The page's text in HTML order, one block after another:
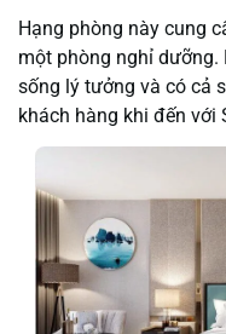
Hạng phòng này cung
một phòng nghỉ dưỡng.
sống lý tưởng và có cả
khách hàng khi đến với